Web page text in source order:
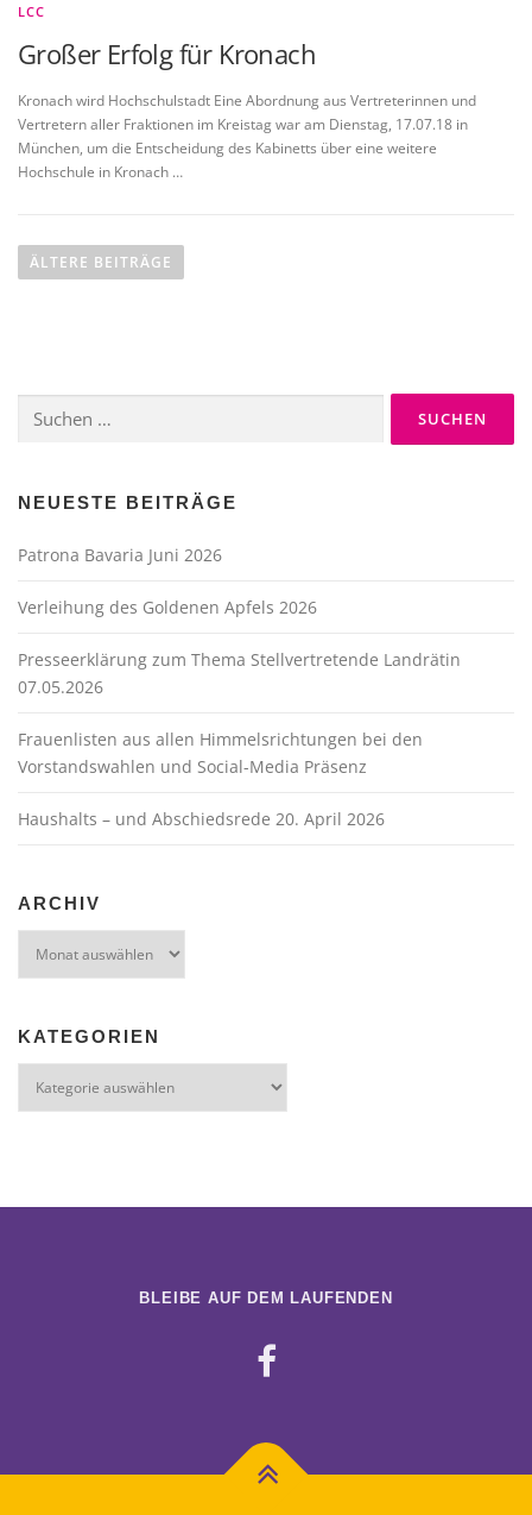
LCC
Großer Erfolg für Kronach
Kronach wird Hochschulstadt Eine Abordnung aus Vertreterinnen und
Vertretern aller Fraktionen im Kreistag war am Dienstag, 17.07.18 in
München, um die Entscheidung des Kabinetts über eine weitere
Hochschule in Kronach …
e
a
i
g
t
i
n
ÄLTERE BEITRÄGE
nach:
NEUESTE BEITRÄGE
Patrona Bavaria Juni 2026
Verleihung des Goldenen Apfels 2026
Presseerklärung zum Thema Stellvertretende Landrätin
07.05.2026
Frauenlisten aus allen Himmelsrichtungen bei den
Vorstandswahlen und Social-Media Präsenz
Haushalts – und Abschiedsrede 20. April 2026
ARCHIV
KATEGORIEN
BLEIBE AUF DEM LAUFENDEN